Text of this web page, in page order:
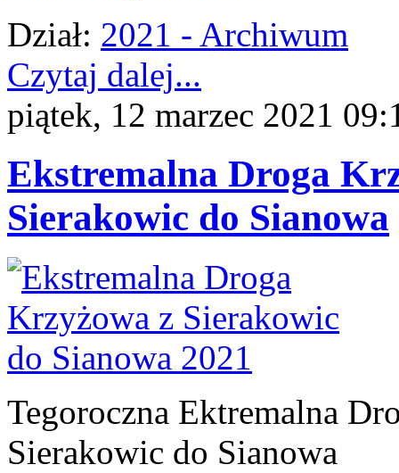
Dział: 2021 - Archiwum
Czytaj dalej...
piątek, 12 marzec 2021
Ekstremalna Droga
Sierakowic do Sianowa
Tegoroczna Ektremalna
Sierakowic do Sianowa